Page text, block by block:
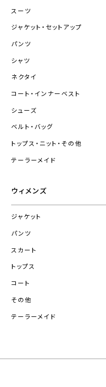
スーツ
ジャケット・セットアップ
パンツ
シャツ
ネクタイ
コート・インナーベスト
シューズ
ベルト・バッグ
トップス・ニット・その他
テーラーメイド
ウィメンズ
ジャケット
パンツ
スカート
トップス
コート
その他
テーラーメイド